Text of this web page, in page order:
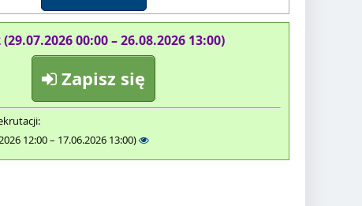
00:00 – 26.08.2026 13:00)
Zapisz się
12:00 – 17.06.2026 13:00)